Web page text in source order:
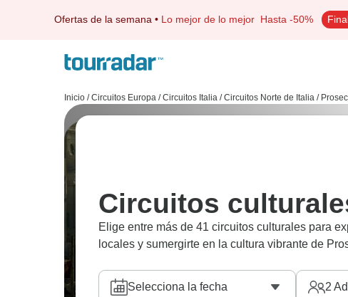
Ofertas de la semana • Lo mejor de lo mejor Hasta -50%
Inicio / Circuitos Europa / Circuitos Italia / Circuitos Norte de Italia /
Circuitos
Elige entre más de 41 circuitos culturales para
locales y sumergirte en la cultura vibrante de
Selecciona la fecha 2